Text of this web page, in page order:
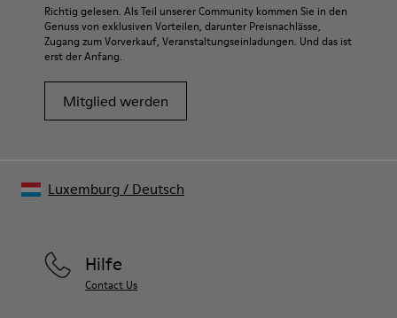
Richtig gelesen. Als Teil unserer Community kommen Sie in den
Genuss von exklusiven Vorteilen, darunter Preisnachlässe,
Zugang zum Vorverkauf, Veranstaltungseinladungen. Und das ist
erst der Anfang.
Mitglied werden
Hilfe
Contact Us
Luxemburg / Deutsch